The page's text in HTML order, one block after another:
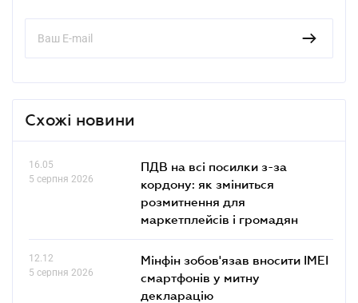
Схожі новини
16.05
5 серпня 2026
ПДВ на всі посилки з-за
кордону: як зміниться
розмитнення для
маркетплейсів і громадян
12.12
5 серпня 2026
Мінфін зобов'язав вносити IMEI
смартфонів у митну
декларацію